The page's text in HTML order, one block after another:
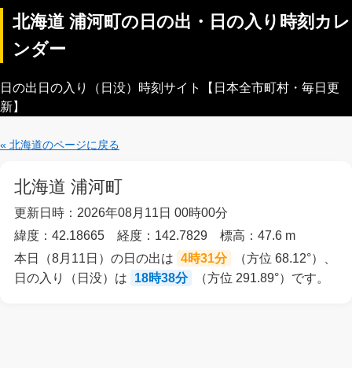
北海道 浦河町の日の出・日の入り時刻カレ
ンダー
日の出日の入り（日没）時刻サイト【日本全市町村・毎日更
新】
« 北海道のページに戻る
北海道 浦河町
更新日時：2026年08月11日 00時00分
緯度：42.18665 経度：142.7829 標高：47.6 m
本日（8月11日）の日の出は 4時31分
（方位 68.12°）、
日の入り（日没）は
18時38分 （方位 291.89°）です。